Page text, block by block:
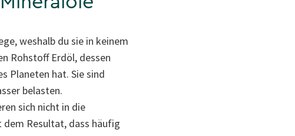
weshalb du sie in keinem
Rohstoff Erdöl, dessen
Planeten hat. Sie sind
belasten.
sich nicht in die
dem Resultat, dass häufig